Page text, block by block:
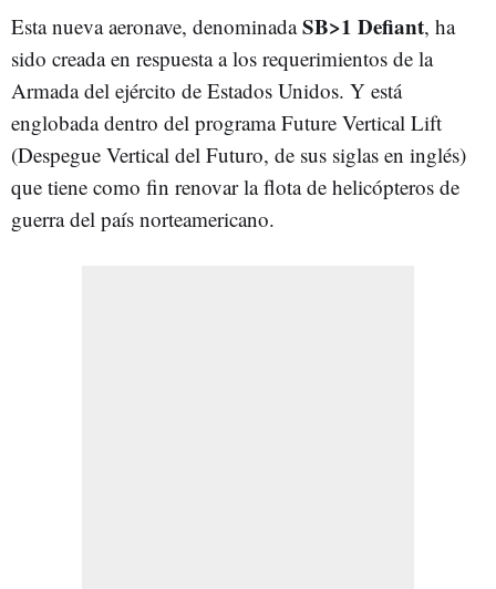
Esta nueva aeronave, denominadaSB>1 Defiant, ha
sido creada en respuesta a los requerimientos de la
Armada del ejército de Estados Unidos. Y está
englobada dentro del programa Future Vertical Lift
(Despegue Vertical del Futuro, de sus siglas en inglés)
que tiene como fin renovar la flota de helicópteros de
guerra del país norteamericano.